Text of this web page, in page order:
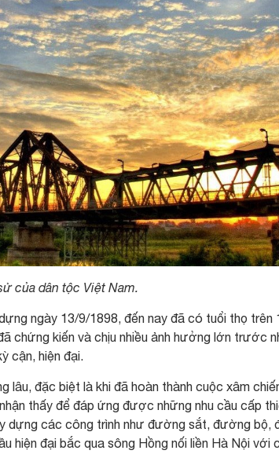
của dân tộc Việt Nam.
ngày 13/9/1898, đến nay đã có tuổi thọ trên
chứng kiến và chịu nhiều ảnh hưởng lớn trước
cận, hiện đại.
lâu, đặc biệt là khi đã hoàn thành cuộc xâm
thấy để đáp ứng được những nhu cầu cấp
dựng các công trình như đường sắt, đường bộ,
hiện đại bắc qua sông Hồng nối liền Hà Nội với